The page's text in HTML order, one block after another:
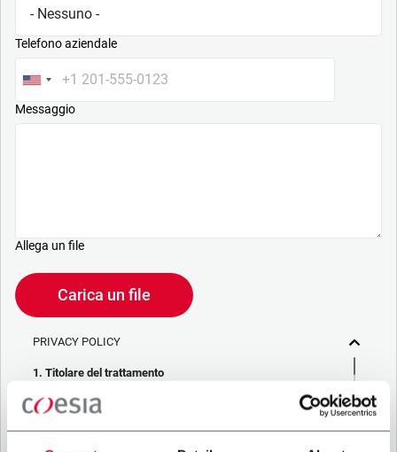
Telefono aziendale
Messaggio
Allega un file
Carica un file
PRIVACY POLICY
1. Titolare del trattamento
La società che stai cercando di contattare (“Società”)
tramite questo form tratta i tuoi dati personali – in qualità di
titolare/contitolare del trattamento – per le finalità descritte